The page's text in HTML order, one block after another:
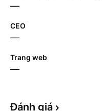
—
CEO
—
Trang web
—
Đánh giá